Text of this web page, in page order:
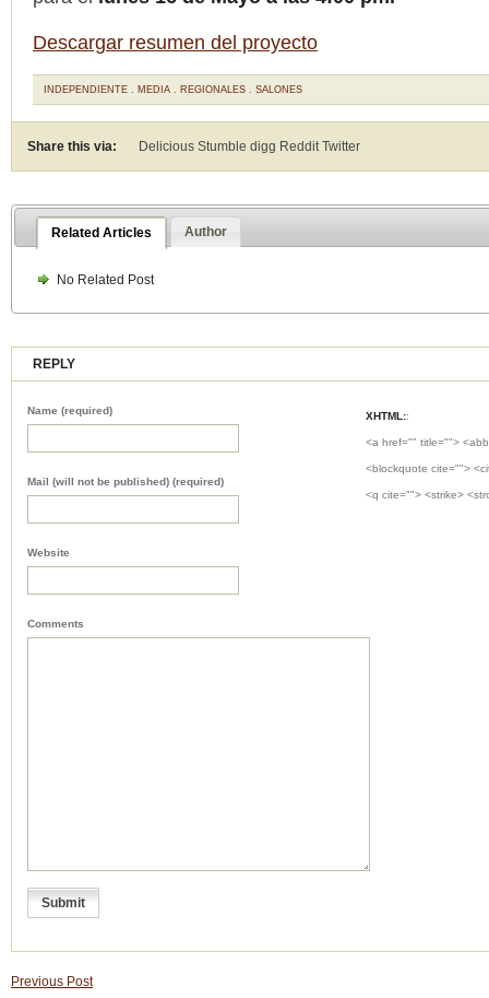
Descargar resumen del proyecto
INDEPENDIENTE . MEDIA . REGIONALES . SALONES
Share this via: Delicious Stumble digg RedditTwitter
Related Articles Author
No Related Post
REPLY
XHTML::
<a href="" title="">
<blockquote cite="">
<q cite=""> <strike>
Name (required)
Mail (will not be published) (required)
Website
Comments
Previous Post